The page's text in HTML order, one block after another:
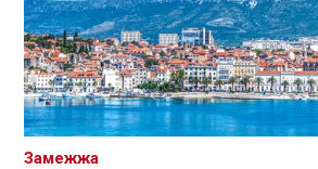
Замежжа